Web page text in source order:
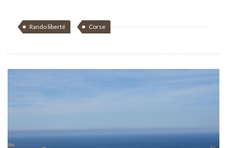
Rando liberté Corse